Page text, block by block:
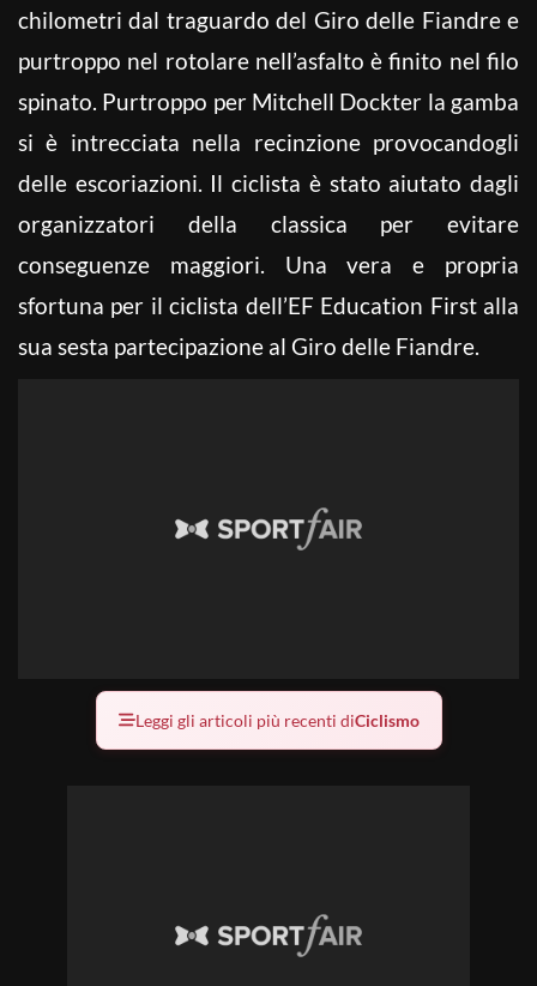
chilometri dal traguardo del Giro delle Fiandre e
purtroppo nel rotolare nell’asfalto è finito nel filo
spinato. Purtroppo per Mitchell Dockter la gamba
si è intrecciata nella recinzione provocandogli
delle escoriazioni. Il ciclista è stato aiutato dagli
organizzatori della classica per evitare
conseguenze maggiori. Una vera e propria
sfortuna per il ciclista dell’EF Education First alla
sua sesta partecipazione al Giro delle Fiandre.
Leggi gli articoli più recenti diCiclismo